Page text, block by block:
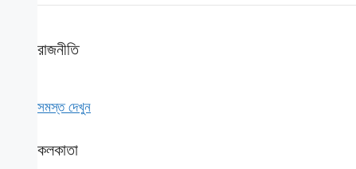
রাজনীতি
সমস্ত দেখুন
কলকাতা